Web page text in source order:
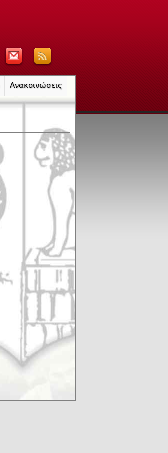
Ανακοινώσεις